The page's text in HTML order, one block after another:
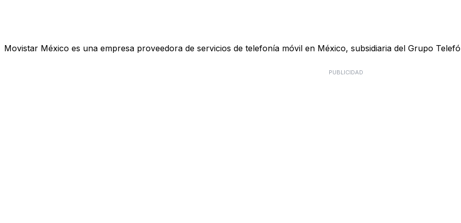
Movistar México es una empresa proveedora de servicios de telefonía móvil en México, subsidiaria del Grupo
PUBLICIDAD